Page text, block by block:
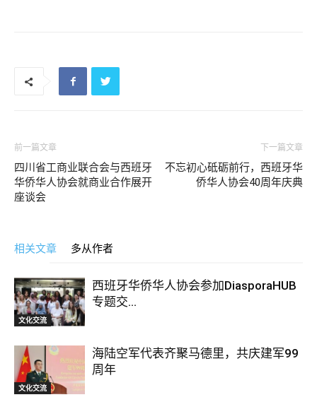
前一篇文章
四川省工商业联合会与西班牙
华侨华人协会就商业合作展开
座谈会
下一篇文章
不忘初心砥砺前行，西班牙华
侨华人协会40周年庆典
相关文章 多从作者
文化交流
西班牙华侨华人协会参加DiasporaHUB
专题交...
文化交流
海陆空军代表齐聚马德里，共庆建军99
周年